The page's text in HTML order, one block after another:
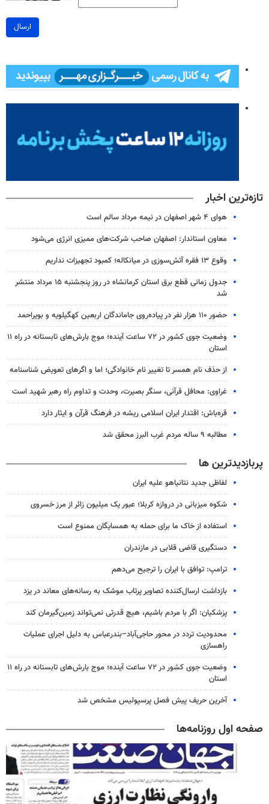
ارسال
تازه‌ترین اخبار
هوای ۴ شهر اصفهان در نیمه مرداد سالم است
معاون استاندار: اصفهان صاحب شرکت‌های ممیزی انرژی می‌شود
وقوع ۱۳ فقره آتش‌سوزی در میانکاله؛ کمبود تجهیزات نداریم
جدول زمانی قطع برق استان کرمانشاه در روز پنجشنبه ۱۵ مرداد منتشر
شد
حضور ۱۱۰ هزار نفر در پیاده‌روی جاماندگان اربعین کهگیلویه و بویراحمد
وضعیت جوی کشور در ۷۲ ساعت آینده؛ موج بارش‌های تابستانه در راه ۱۱
استان
از حذف نام همسر تا تغییر نام خانوادگی؛ اما و اگرهای تعویض شناسنامه
غراوی: محافل قرآنی، سنگر بصیرت، وحدت و تداوم راه رهبر شهید است
قره‌باش: اقتدار ایران اسلامی ریشه در فرهنگ قرآن و ایثار دارد
مطالبه ۹ ساله مردم غرب البرز محقق شد
پربازدیدترین ها
لفاظی جدید نتانیاهو علیه ایران
شکوه میزبانی در دروازه کربلا؛ عبور یک میلیون زائر از مرز خسروی
استفاده از خاک ما برای حمله به همسایگان ممنوع است
دستگیری قاضی قلابی در مازندران
ترامپ: توافق با ایران را ترجیح می‌دهم
بازداشت ارسال‌کننده تصاویر پرتاب موشک به رسانه‌های معاند در یزد
پزشکیان: اگر با مردم باشیم، هیچ قدرتی نمی‌تواند زمین‌گیرمان کند
محدودیت تردد در محور حاجی‌آباد–بندرعباس به دلیل اجرای عملیات
راهسازی
وضعیت جوی کشور در ۷۲ ساعت آینده؛ موج بارش‌های تابستانه در راه ۱۱
استان
آخرین حریف پیش فصل پرسپولیس مشخص شد
صفحه اول روزنامه‌ها